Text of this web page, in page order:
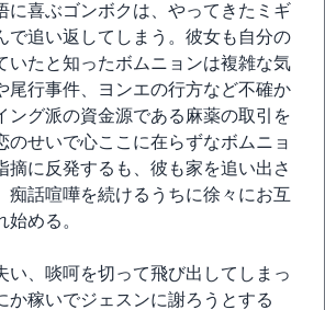
に喜ぶゴンボクは、やってきたミギ
で追い返してしまう。彼女も自分の
いたと知ったボムニョンは複雑な気
尾行事件、ヨンエの行方など不確か
ング派の資金源である麻薬の取引を
のせいで心ここに在らずなボムニョ
摘に反発するも、彼も家を追い出さ
痴話喧嘩を続けるうちに徐々にお互
める。
い、啖呵を切って飛び出してしまっ
か稼いでジェスンに謝ろうとする